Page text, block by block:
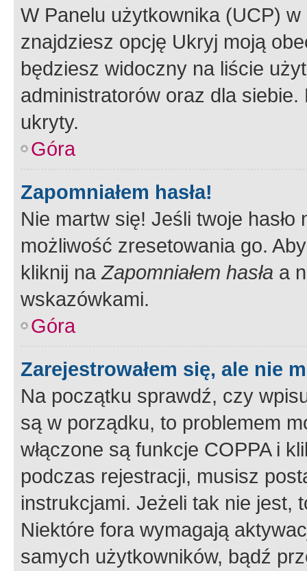
W Panelu użytkownika (UCP) w
znajdziesz opcję Ukryj moją
będziesz widoczny na liście
administratorów oraz dla
ukryty.
Góra
Zapomniałem hasła!
Nie martw się! Jeśli twoje
możliwość zresetowania go.
kliknij naZapomniałem hasła a
wskazówkami.
Góra
Zarejestrowałem się, ale nie
Na początku sprawdź, czy
są w porządku, to problemem
włączone są funkcje COPPA i
podczas rejestracji, musisz
instrukcjami. Jeżeli tak nie jest,
Niektóre fora wymagają
samych użytkowników, bądź